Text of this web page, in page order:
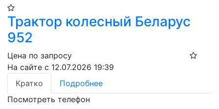
Трактор колесный Беларус
952
Цена по запросу
На сайте с 12.07.2026 19:39
Кратко
Подробнее
Посмотреть телефон